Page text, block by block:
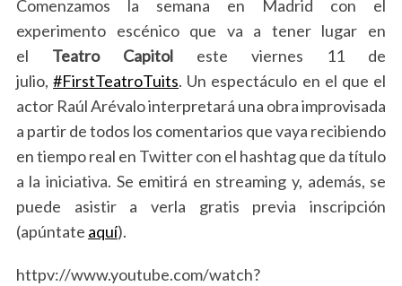
Comenzamos la semana en Madrid con el
experimento escénico que va a tener lugar en
el Teatro Capitoleste viernes 11 de
julio,#FirstTeatroTuits. Un espectáculo en el que el
actor Raúl Arévalo interpretará una obra improvisada
a partir de todos los comentarios que vaya recibiendo
en tiempo real en Twitter con el hashtag que da título
a la iniciativa. Se emitirá en streaming y, además, se
puede asistir a verla gratis previa inscripción
(apúntate aquí).
httpv://www.youtube.com/watch?